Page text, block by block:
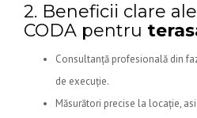
2. Beneficii clare
CODA pentru
Consultanță profesională din
de execuție.
Măsurători precise la locație,